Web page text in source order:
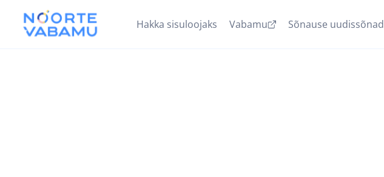
Hakka sisuloojaks Vabamu Sõnause uudissõnad